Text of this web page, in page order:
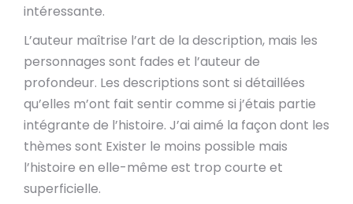
intéressante.
L’auteur maîtrise l’art de la description, mais les
personnages sont fades et l’auteur de
profondeur. Les descriptions sont si détaillées
qu’elles m’ont fait sentir comme si j’étais partie
intégrante de l’histoire. J’ai aimé la façon dont les
thèmes sont Exister le moins possible mais
l’histoire en elle-même est trop courte et
superficielle.